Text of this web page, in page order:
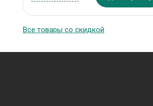
Все товары со скидкой